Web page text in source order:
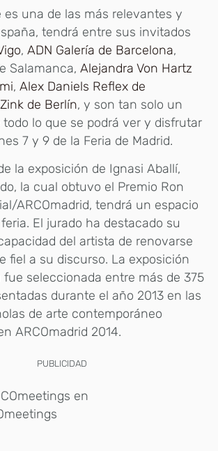
es una de las más relevantes y
tendrá entre sus invitados
, ADN Galería de Barcelona,
Salamanca, Alejandra Von Hartz
, Alex Daniels Reflex de
Zink de Berlín, y son tan solo un
lo que se podrá ver y disfrutar
7 y 9 de la Feria de Madrid.
la exposición de Ignasi Aballí,
la cual obtuvo el Premio Ron
ARCOmadrid, tendrá un espacio
El jurado ha destacado su
del artista de renovarse
fiel a su discurso. La exposición
fue seleccionada entre más de 375
durante el año 2013 en las
de arte contemporáneo
ARCOmadrid 2014.
PUBLICIDAD
en